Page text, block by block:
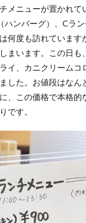
メニューが置かれて
ハンバーグ）、Cラン
何度も訪れています
まいます。この日も
イ、カニクリームコ
した。お値段はなん
、この価格で本格的
です。